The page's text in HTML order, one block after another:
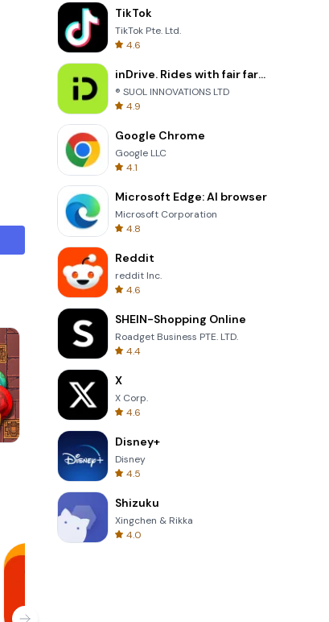
Om Nom Run
TikTok
TikTok Pte. Ltd.
4.6
inDrive. Rides with fair fares
® SUOL INNOVATIONS LTD
4.9
Google Chrome
Google LLC
4.1
Microsoft Edge: AI browser
Microsoft Corporation
4.8
Reddit
reddit Inc.
4.6
SHEIN-Shopping Online
Roadget Business PTE. LTD.
4.4
X
X Corp.
4.6
Disney+
Disney
4.5
Shizuku
Xingchen & Rikka
4.0